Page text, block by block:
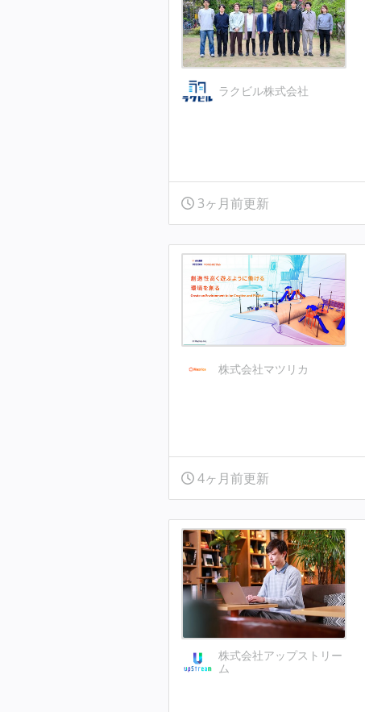
ラクビル株式会社
3ヶ月前更新
株式会社マツリカ
4ヶ月前更新
株式会社アップストリー
ム